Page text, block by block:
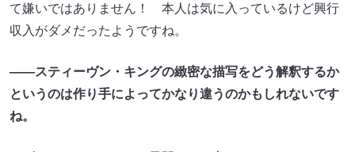
て嫌いではありません！ 本人は気に入っているけど興行
収入がダメだったようですね。
――スティーヴン・キングの緻密な描写をどう解釈するか
というのは作り手によってかなり違うのかもしれないです
ね。